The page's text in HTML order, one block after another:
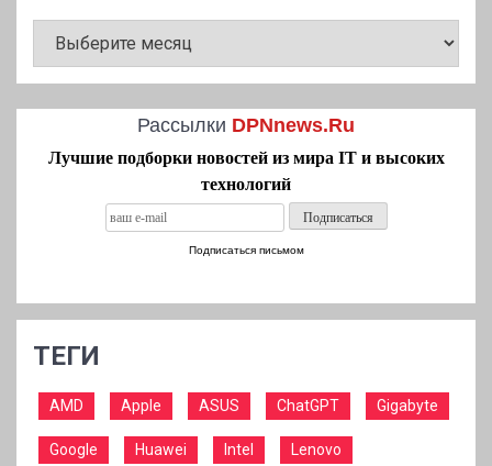
НОВОСТЕЙ
Рассылки DPNnews.Ru
Лучшие подборки новостей из мира IT и высоких
технологий
Подписаться письмом
ТЕГИ
AMD Apple ASUS ChatGPT Gigabyte
Google Huawei Intel Lenovo